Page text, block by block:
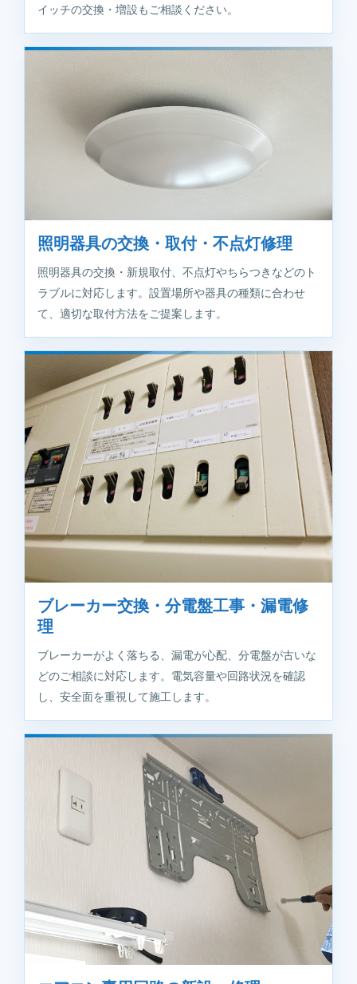
イッチの交換・増設もご相談ください。
照明器具の交換・取付・不点灯修理
照明器具の交換・新規取付、不点灯やちらつきなどのト
ラブルに対応します。設置場所や器具の種類に合わせ
て、適切な取付方法をご提案します。
ブレーカー交換・分電盤工事・漏電修
理
ブレーカーがよく落ちる、漏電が心配、分電盤が古いな
どのご相談に対応します。電気容量や回路状況を確認
し、安全面を重視して施工します。